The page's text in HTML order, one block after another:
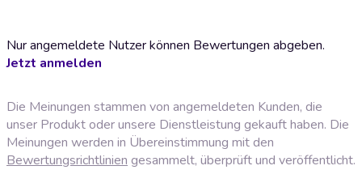
Nur angemeldete Nutzer können Bewertungen abgeben.
Jetzt anmelden
Die Meinungen stammen von angemeldeten Kunden, die
unser Produkt oder unsere Dienstleistung gekauft haben. Die
Meinungen werden in Übereinstimmung mit den
Bewertungsrichtlinien gesammelt, überprüft und veröffentlicht.